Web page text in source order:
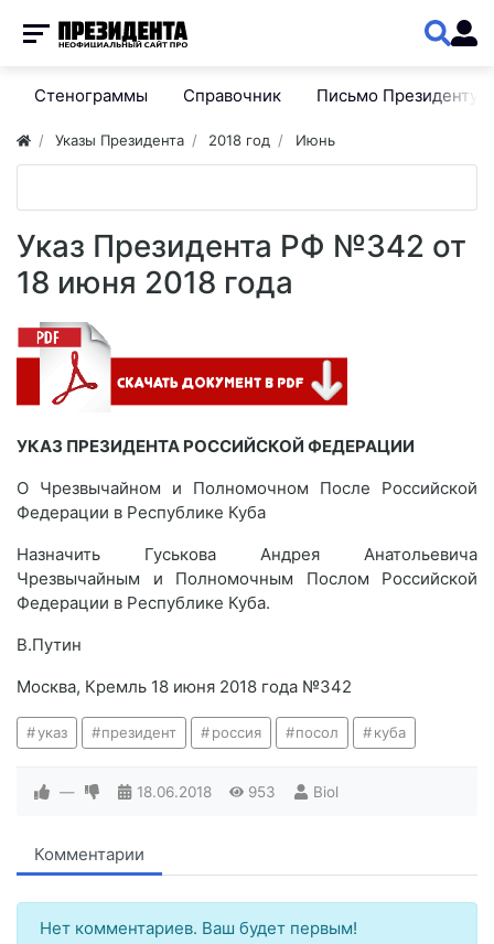
Стенограммы Справочник Письмо Президенту
Указы Президента 2018 год Июнь
Указ Президента РФ №342 от
18 июня 2018 года
УКАЗ ПРЕЗИДЕНТА РОССИЙСКОЙ ФЕДЕРАЦИИ
О Чрезвычайном и Полномочном После Российской
Федерации в Республике Куба
Назначить Гуськова Андрея Анатольевича
Чрезвычайным и Полномочным Послом Российской
Федерации в Республике Куба.
В.Путин
Москва, Кремль 18 июня 2018 года №342
указ президент россия посол куба
— 18.06.2018 953 Biol
Комментарии
Нет комментариев. Ваш будет первым!